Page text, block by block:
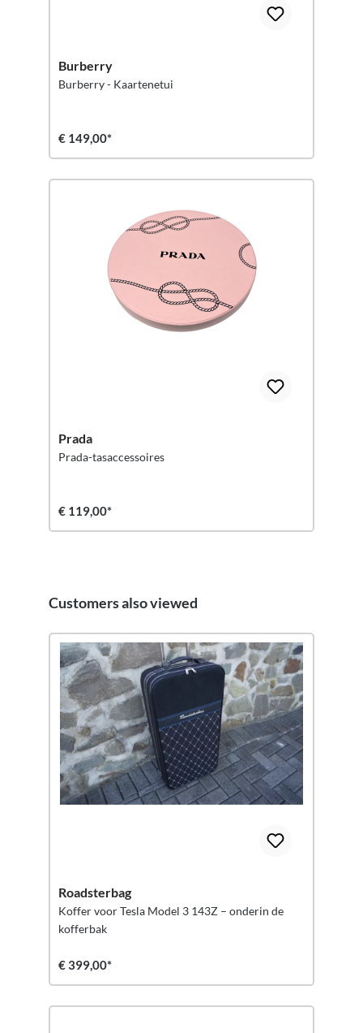
Burberry
Burberry - Kaartenetui
€ 149,00*
Prada
Prada-tasaccessoires
€ 119,00*
Productgalerij overslaan
Customers also viewed
Roadsterbag
Koffer voor Tesla Model 3 143Z – onderin de
kofferbak
€ 399,00*